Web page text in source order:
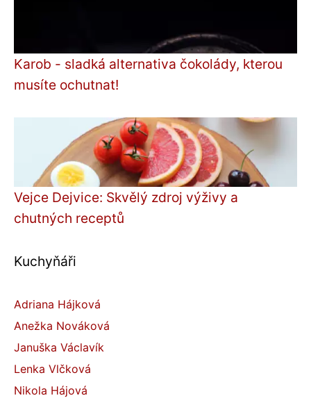
Karob - sladká alternativa čokolády, kterou
musíte ochutnat!
Vejce Dejvice: Skvělý zdroj výživy a
chutných receptů
Kuchyňáři
Adriana Hájková
Anežka Nováková
Januška Václavík
Lenka Vlčková
Nikola Hájová